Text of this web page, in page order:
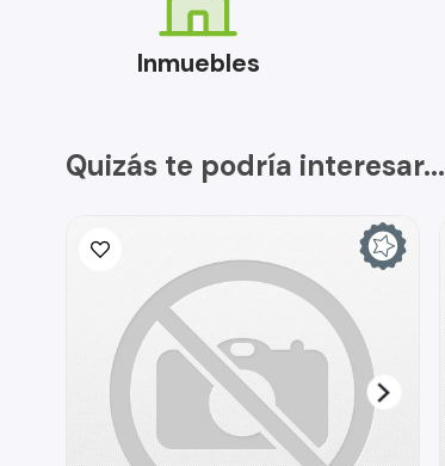
Inmuebles
Quizás te podría interesar...